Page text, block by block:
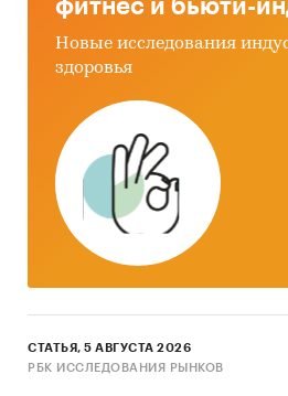
импортерам. Рейтинг
покупателей с
по стоимости и
Продажи дробильного
внутреннем рынке, ценовая
корреляция цен при
внутренний, так и на
Категории: Промышленность
оборудование
Дробильное
фитнес и бьюти-
Новые исследования
здоровья
СТАТЬЯ, 5 АВГУСТА 2026
РБК ИССЛЕДОВАНИЯ РЫНКОВ